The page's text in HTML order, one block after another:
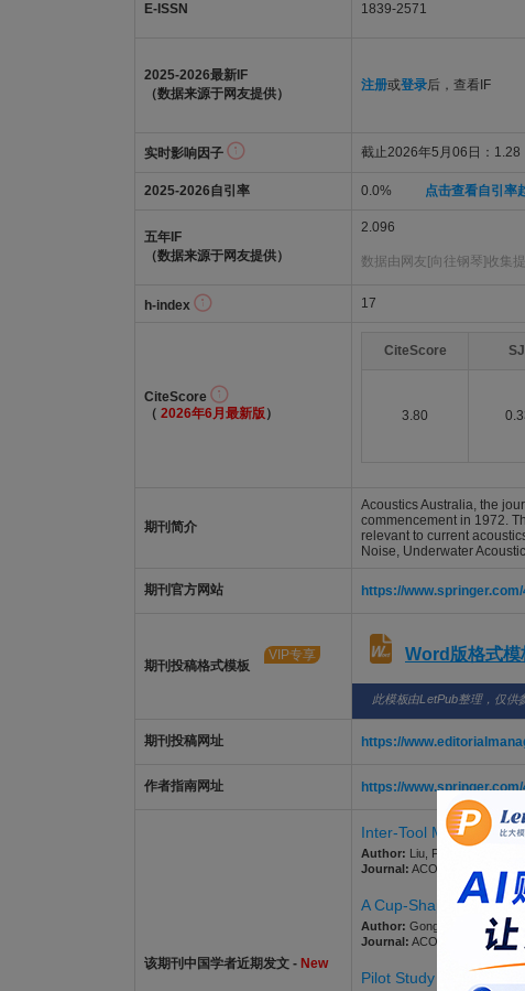
E-ISSN 1839-2571
2025-2026最新IF
（数据来源于网友提供）
注册或登录后，查看IF
实时影响因子 截止2026年5月06日：1.28
2025-2026自引率 0.0% 点击查看自引率
五年IF
（数据来源于网友提供）
2.096
数据由网友[向往钢琴]收集
h-index 17
CiteScore
（ 2026年6月最新版 ）
CiteScore
3.80
期刊简介
Acoustics Australia, the
commencement in 1972.
relevant to current
Noise, Underwater
期刊官方网站 https://www.springer.com/
期刊投稿格式模板
VIP专享 Word版格式模
此模板由LetPub整理，仅供
期刊投稿网址 https://
作者指南网址 https://
该期刊中国学者近期发文 - New
Inter-Tool Metrology
Author: Liu, Fancheng; Liu,
Journal: ACOUSTICS
A Cup-Shaped Foil
Author: Gong, Chun;
Journal: ACOUSTICS
Pilot Study on Active